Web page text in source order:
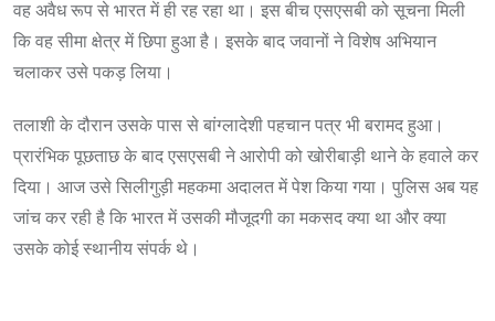
वह अवैध रूप से भारत में ही रह रहा था। इस बीच एसएसबी को सूचना मिली
कि वह सीमा क्षेत्र में छिपा हुआ है। इसके बाद जवानों ने विशेष अभियान
चलाकर उसे पकड़ लिया।
तलाशी के दौरान उसके पास से बांग्लादेशी पहचान पत्र भी बरामद हुआ।
प्रारंभिक पूछताछ के बाद एसएसबी ने आरोपी को खोरीबाड़ी थाने के हवाले कर
दिया। आज उसे सिलीगुड़ी महकमा अदालत में पेश किया गया। पुलिस अब यह
जांच कर रही है कि भारत में उसकी मौजूदगी का मकसद क्या था और क्या
उसके कोई स्थानीय संपर्क थे।